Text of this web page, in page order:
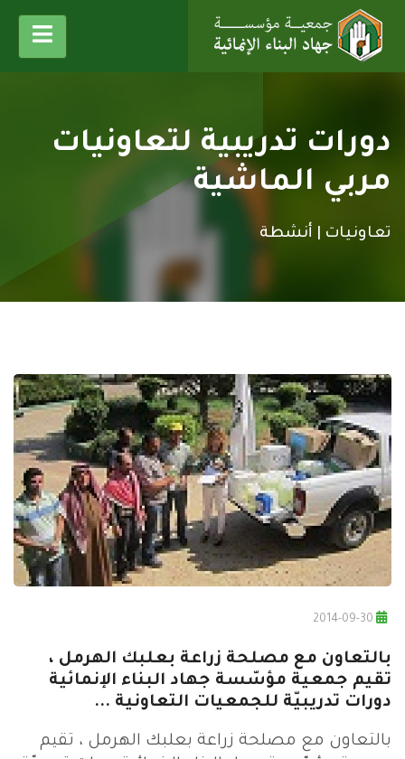
دورات تدريبية لتعاونيات
مربي الماشية
تعاونيات | أنشطة
بالتعاون مع مصلحة زراعة بعلبك الهرمل ،
تقيم جمعية مؤسّسة جهاد البناء الإنمائية
دورات تدريبيّة للجمعيات التعاونية ...
بالتعاون مع مصلحة زراعة بعلبك الهرمل ، تقيم